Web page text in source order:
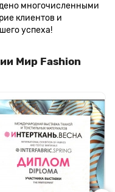
многочисленными
клиентов и
успеха!
Мир Fashion